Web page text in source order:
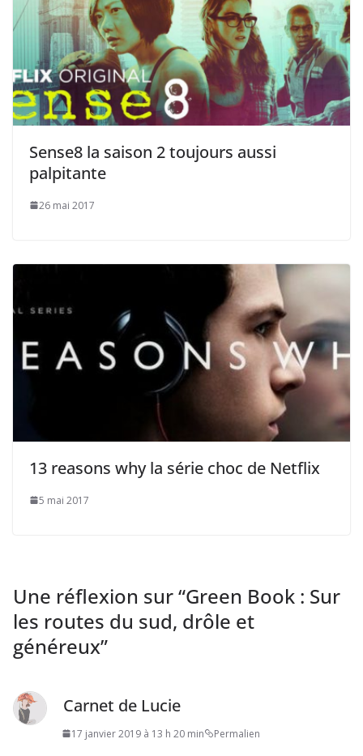
Sense8 la saison 2 toujours aussi
palpitante
26 mai 2017
13 reasons why la série choc de Netflix
5 mai 2017
Une réflexion sur “Green Book : Sur
les routes du sud, drôle et
généreux”
Carnet de Lucie
17 janvier 2019 à 13 h 20 min Permalien